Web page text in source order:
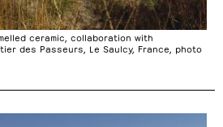
ceramic, collaboration with
des Passeurs, Le Saulcy, France, photo